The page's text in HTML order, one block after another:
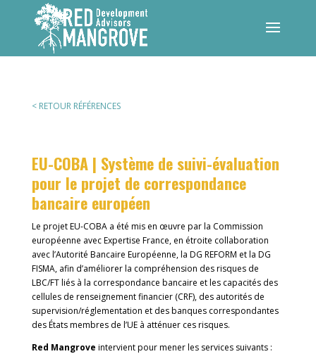
< RETOUR RÉFÉRENCES
EU-COBA | Système de suivi-évaluation
pour le projet de correspondance
bancaire européen
Le projet EU-COBA a été mis en œuvre par la Commission
européenne avec Expertise France, en étroite collaboration
avec l’Autorité Bancaire Européenne, la DG REFORM et la DG
FISMA, afin d’améliorer la compréhension des risques de
LBC/FT liés à la correspondance bancaire et les capacités des
cellules de renseignement financier (CRF), des autorités de
supervision/réglementation et des banques correspondantes
des États membres de l’UE à atténuer ces risques.
Red Mangrove intervient pour mener les services suivants :